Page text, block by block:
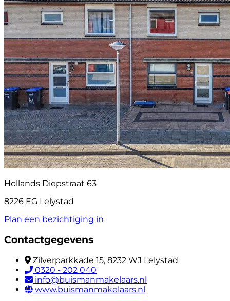
Hollands Diepstraat 63
8226 EG Lelystad
Plan een bezichtiging in
Contactgegevens
Zilverparkkade 15, 8232 WJ Lelystad
0320 - 202 040
info@buismanmakelaars.nl
www.buismanmakelaars.nl